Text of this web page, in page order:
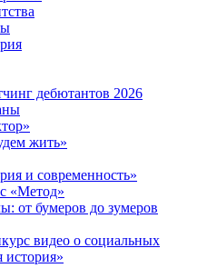
дебютантов 2026
жить»
и современность»
«Метод»
от бумеров до зумеров
видео о социальных
история»